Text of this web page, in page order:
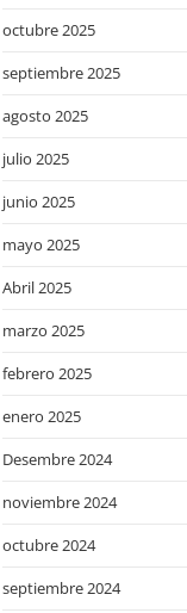
octubre 2025
septiembre 2025
agosto 2025
julio 2025
junio 2025
mayo 2025
Abril 2025
marzo 2025
febrero 2025
enero 2025
Desembre 2024
noviembre 2024
octubre 2024
septiembre 2024